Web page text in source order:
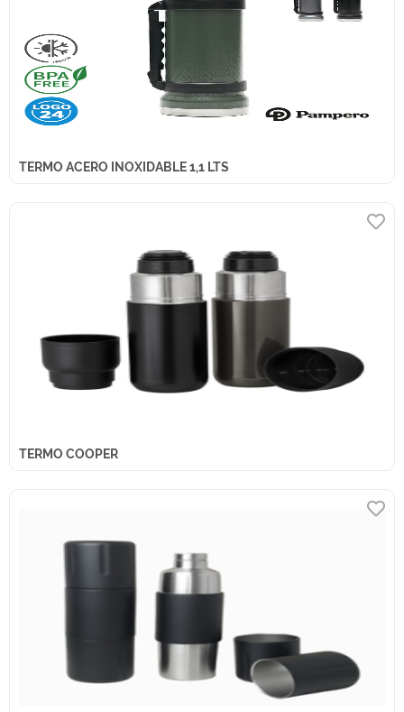
TERMO ACERO INOXIDABLE 1,1 LTS
TERMO COOPER